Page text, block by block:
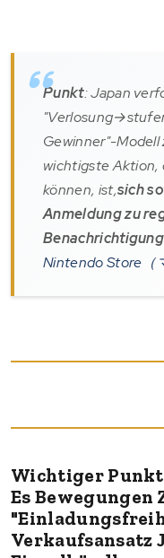
Punkt: Japan
Gewinner"-Modell
wichtigste Aktion,
können, ist,sich
Anmeldung zu
Nintendo Store（
Wichtiger Punkt
Es Bewegungen
Verkaufsansatz